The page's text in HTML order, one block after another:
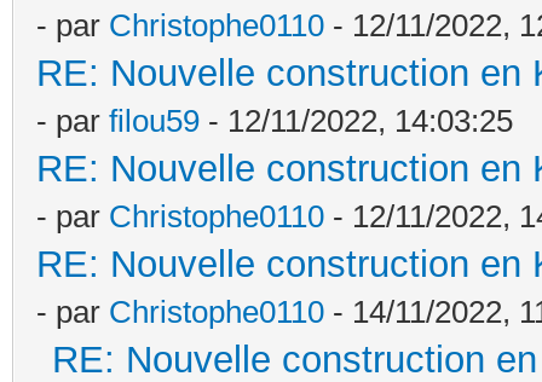
- par Christophe0110 - 12/11/2022,
RE: Nouvelle construction
- par filou59 - 12/11/2022, 14:03:25
RE: Nouvelle construction
- par Christophe0110 - 12/11/2022,
RE: Nouvelle construction
- par Christophe0110 - 14/11/2022,
RE: Nouvelle construction